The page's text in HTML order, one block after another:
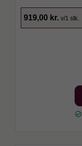
919,00 kr. v/1 stk.
check_circle